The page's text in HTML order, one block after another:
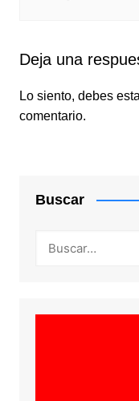
Deja una
Lo siento, debes
comentario.
Buscar